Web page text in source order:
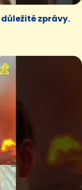
zprávy.